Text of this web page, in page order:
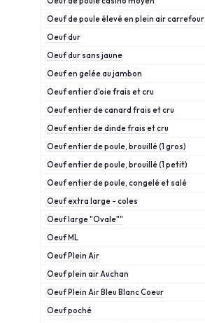
Oeuf de poule élevé en plein air carrefour
Oeuf dur
Oeuf dur sans jaune
Oeuf en gelée au jambon
Oeuf entier d'oie frais et cru
Oeuf entier de canard frais et cru
Oeuf entier de dinde frais et cru
Oeuf entier de poule, brouillé (1 gros)
Oeuf entier de poule, brouillé (1 petit)
Oeuf entier de poule, congelé et salé
Oeuf extra large - coles
Oeuf large "Ovale""
Oeuf ML
Oeuf Plein Air
Oeuf plein air Auchan
Oeuf Plein Air Bleu Blanc Coeur
Oeuf poché